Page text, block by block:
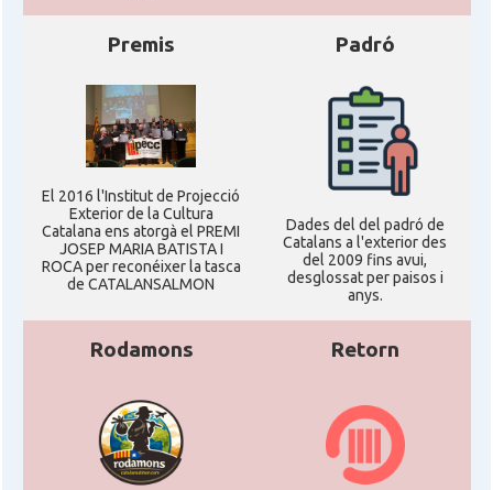
Premis
El 2016 l'Institut de Projecció
Exterior de la Cultura
Catalana ens atorgà el PREMI
JOSEP MARIA BATISTA I
ROCA per reconéixer la tasca
de CATALANSALMON
Padró
Dades del del padró de
Catalans a l'exterior des
del 2009 fins avui,
desglossat per paisos i
anys.
Rodamons Retorn